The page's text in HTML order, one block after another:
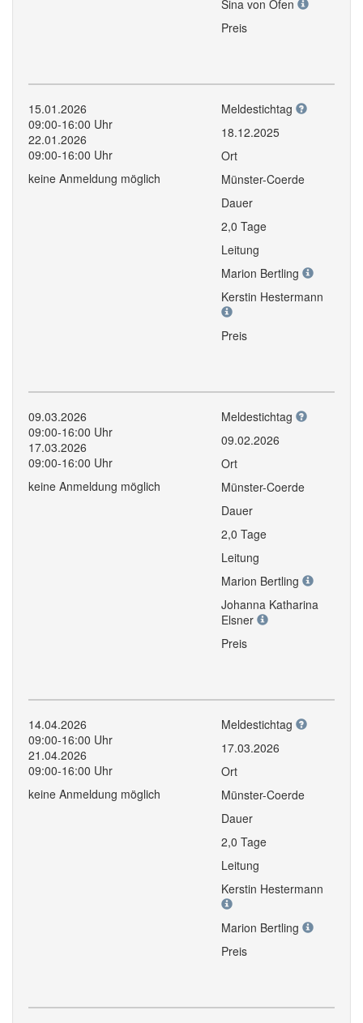
Sina von Ofen
Preis
15.01.2026
09:00-16:00 Uhr
22.01.2026
09:00-16:00 Uhr
keine Anmeldung möglich
Meldestichtag
18.12.2025
Ort
Münster-Coerde
Dauer
2,0 Tage
Leitung
Marion Bertling
Kerstin Hestermann
Preis
09.03.2026
09:00-16:00 Uhr
17.03.2026
09:00-16:00 Uhr
keine Anmeldung möglich
Meldestichtag
09.02.2026
Ort
Münster-Coerde
Dauer
2,0 Tage
Leitung
Marion Bertling
Johanna Katharina
Elsner
Preis
14.04.2026
09:00-16:00 Uhr
21.04.2026
09:00-16:00 Uhr
keine Anmeldung möglich
Meldestichtag
17.03.2026
Ort
Münster-Coerde
Dauer
2,0 Tage
Leitung
Kerstin Hestermann
Marion Bertling
Preis